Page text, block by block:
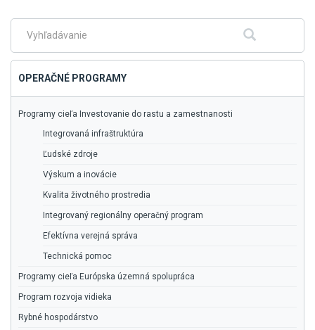
menu
Fulltextové
Hľadať
OPERAČNÉ PROGRAMY
Programy cieľa Investovanie do rastu a zamestnanosti
Integrovaná infraštruktúra
Ľudské zdroje
Výskum a inovácie
Kvalita životného prostredia
Integrovaný regionálny operačný program
Efektívna verejná správa
Technická pomoc
Programy cieľa Európska územná spolupráca
Program rozvoja vidieka
Rybné hospodárstvo